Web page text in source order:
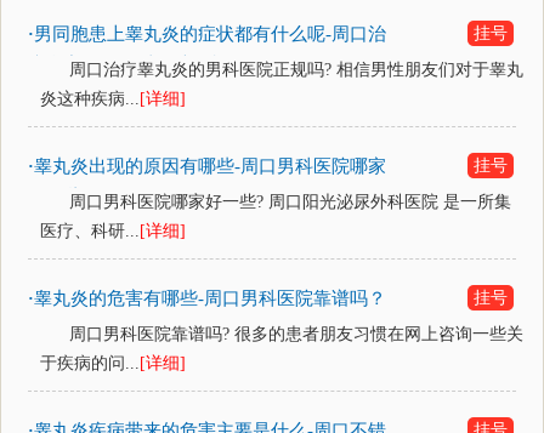
·男同胞患上睾丸炎的症状都有什么呢-周口治
疗睾丸炎的男科医院正规吗？
挂号
周口治疗睾丸炎的男科医院正规吗? 相信男性朋友们对于睾丸
炎这种疾病... [详细]
·睾丸炎出现的原因有哪些-周口男科医院哪家
好一些？
挂号
周口男科医院哪家好一些? 周口阳光泌尿外科医院 是一所集
医疗、科研... [详细]
·睾丸炎的危害有哪些-周口男科医院靠谱吗？
挂号
周口男科医院靠谱吗? 很多的患者朋友习惯在网上咨询一些关
于疾病的问... [详细]